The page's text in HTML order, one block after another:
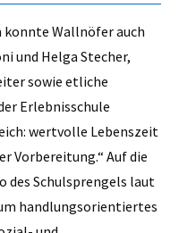
Wallnöfer auch
und Helga Stecher,
sowie etliche
Erlebnisschule
wertvolle Lebenszeit
Vorbereitung.“ Auf die
des Schulsprengels laut
handlungsorientiertes